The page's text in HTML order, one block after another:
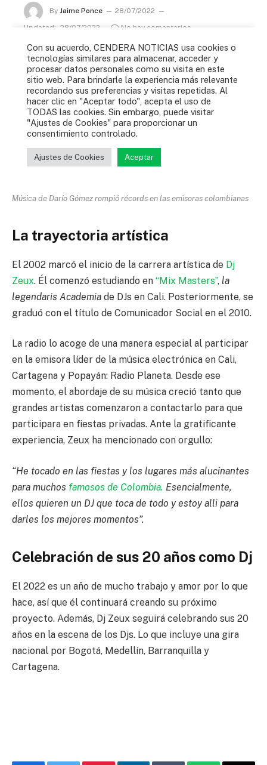
Música de Darío Gómez rompió récords en las emisoras colombianas
La trayectoria artística
El 2002 marcó el inicio de la carrera artística de Dj
Zeux. Él comenzó estudiando en “Mix Masters”, la
legendaris Academia de DJs en Cali. Posteriormente, se
graduó con el título de Comunicador Social en el 2010.
La radio lo acoge de una manera especial al participar
en la emisora líder de la música electrónica en Cali,
Cartagena y Popayán: Radio Planeta. Desde ese
momento, el abordaje de su música creció tanto que
grandes artistas comenzaron a contactarlo para que
participara en fiestas privadas. Ante la gratificante
experiencia, Zeux ha mencionado con orgullo:
“He tocado en las fiestas y los lugares más alucinantes
para muchos famosos de Colombia. Esencialmente,
ellos quieren un DJ que toca de todo y estoy alli para
darles los mejores momentos”.
Celebración de sus 20 años como Dj
El 2022 es un año de mucho trabajo y amor por lo que
hace, así que él continuará creando su próximo
proyecto. Además, Dj Zeux seguirá celebrando sus 20
años en la escena de los Djs. Lo que incluye una gira
nacional por Bogotá, Medellín, Barranquilla y
Cartagena.